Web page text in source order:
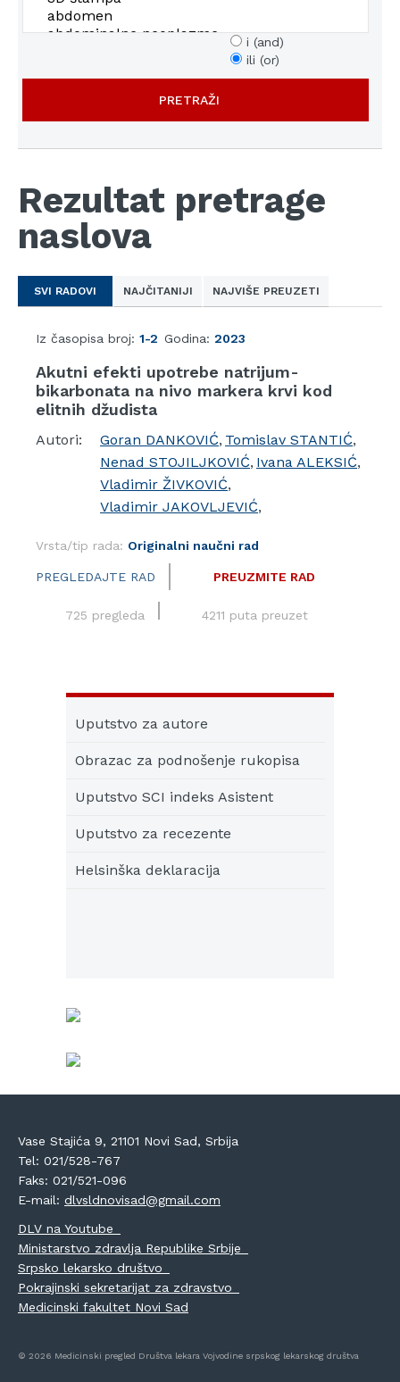
i (and)
ili (or)
Rezultat pretrage
naslova
SVI RADOVI NAJČITANIJI NAJVIŠE PREUZETI
Iz časopisa broj: 1-2 Godina: 2023
Akutni efekti upotrebe natrijum-
bikarbonata na nivo markera krvi kod
elitnih džudista
Autori: Goran DANKOVIĆ, Tomislav STANTIĆ,
Nenad STOJILJKOVIĆ, Ivana ALEKSIĆ,
Vladimir ŽIVKOVIĆ,
Vladimir JAKOVLJEVIĆ,
Vrsta/tip rada: Originalni naučni rad
PREGLEDAJTE RAD PREUZMITE RAD
725 pregleda 4211 puta preuzet
Uputstvo za autore
Obrazac za podnošenje rukopisa
Uputstvo SCI indeks Asistent
Uputstvo za recezente
Helsinška deklaracija
Vase Stajića 9, 21101 Novi Sad, Srbija
Tel: 021/528-767
Faks: 021/521-096
E-mail: dlvsldnovisad@gmail.com
DLV na Youtube
Ministarstvo zdravlja Republike Srbije
Srpsko lekarsko društvo
Pokrajinski sekretarijat za zdravstvo
Medicinski fakultet Novi Sad
© 2026 Medicinski pregled Društva lekara Vojvodine srpskog lekarskog društva